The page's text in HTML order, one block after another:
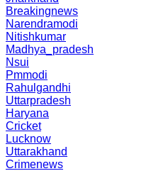
Breakingnews
Narendramodi
Nitishkumar
Madhya_pradesh
Nsui
Pmmodi
Rahulgandhi
Uttarpradesh
Haryana
Cricket
Lucknow
Uttarakhand
Crimenews